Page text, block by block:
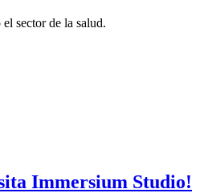
sector de la salud.
Immersium Studio!